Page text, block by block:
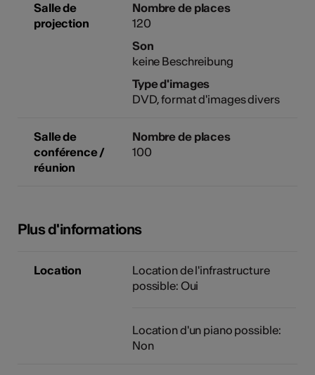
Salle de
projection
Nombre de places
120
Son
keine Beschreibung
Type d'images
DVD, format d'images divers
Salle de
conférence /
réunion
Nombre de places
100
Plus d'informations
Location
Location de l'infrastructure
possible: Oui
Location d'un piano possible:
Non